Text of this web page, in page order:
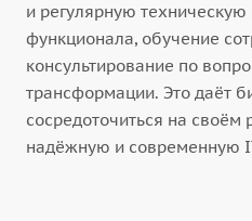
и регулярную
функционала, обучение
консультирование по
трансформации. Это даёт
сосредоточиться на своём
надёжную и современную